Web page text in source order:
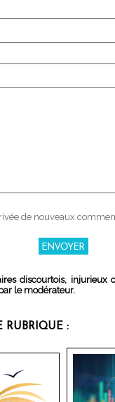
de nouveaux
discourtois, injurieux
le modérateur.
RUBRIQUE :